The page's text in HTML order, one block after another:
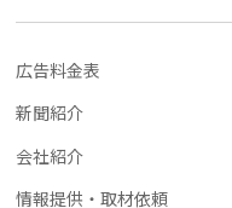
広告料金表
新聞紹介
会社紹介
情報提供・取材依頼